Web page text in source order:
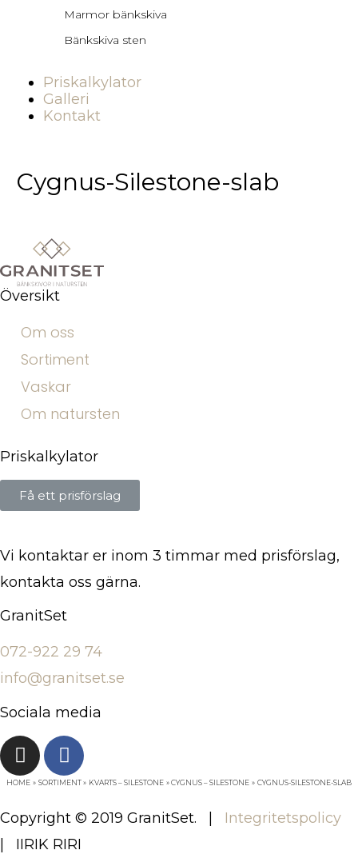
Marmor bänkskiva
Bänkskiva sten
Priskalkylator
Galleri
Kontakt
Cygnus-Silestone-slab
Översikt
Om oss
Sortiment
Vaskar
Om natursten
Priskalkylator
Få ett prisförslag
Vi kontaktar er inom 3 timmar med prisförslag,
kontakta oss gärna.
GranitSet
072-922 29 74
info@granitset.se
Sociala media
HOME SORTIMENT KVARTS – SILESTONE CYGNUS – SILESTONE CYGNUS-SILESTONE-SLAB
Copyright © 2019 GranitSet. | Integritetspolicy
| IIRIK RIRI